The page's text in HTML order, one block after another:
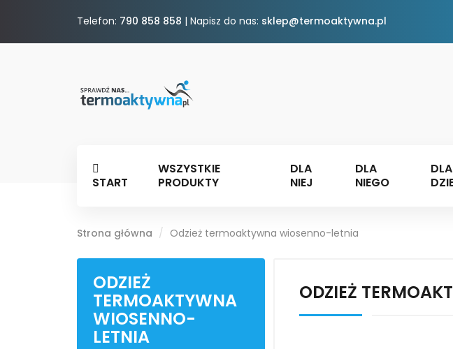
Telefon: 790 858 858 | Napisz do nas: sklep@termoaktywna.pl
START
WSZYSTKIE
PRODUKTY
DLA
NIEJ
DLA
NIEGO
DLA
Strona główna Odzież termoaktywna wiosenno-letnia
ODZIEŻ
TERMOAKTYWNA
WIOSENNO-
LETNIA
ODZIEŻ